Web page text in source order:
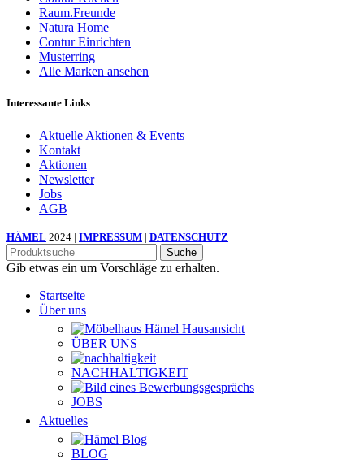
Raum.Freunde
Natura Home
Contur Einrichten
Musterring
Alle Marken ansehen
Interessante Links
Aktuelle Aktionen & Events
Kontakt
Aktionen
Newsletter
Jobs
AGB
HÄMEL 2024 | IMPRESSUM | DATENSCHUTZ
Suche
Gib etwas ein um Vorschläge zu erhalten.
Startseite
Über uns
ÜBER UNS
NACHHALTIGKEIT
JOBS
Aktuelles
BLOG